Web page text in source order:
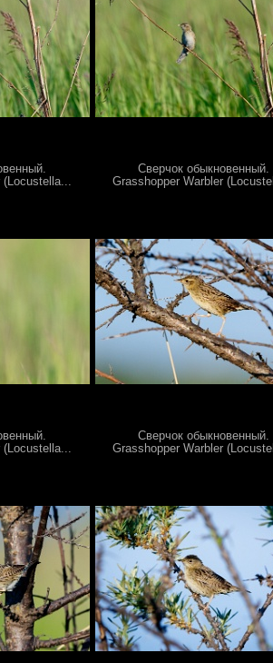
(Locustella...
Сверчок обыкновенный.
Grasshopper Warbler
(Locustella...
Сверчок обыкновенный.
Grasshopper Warbler